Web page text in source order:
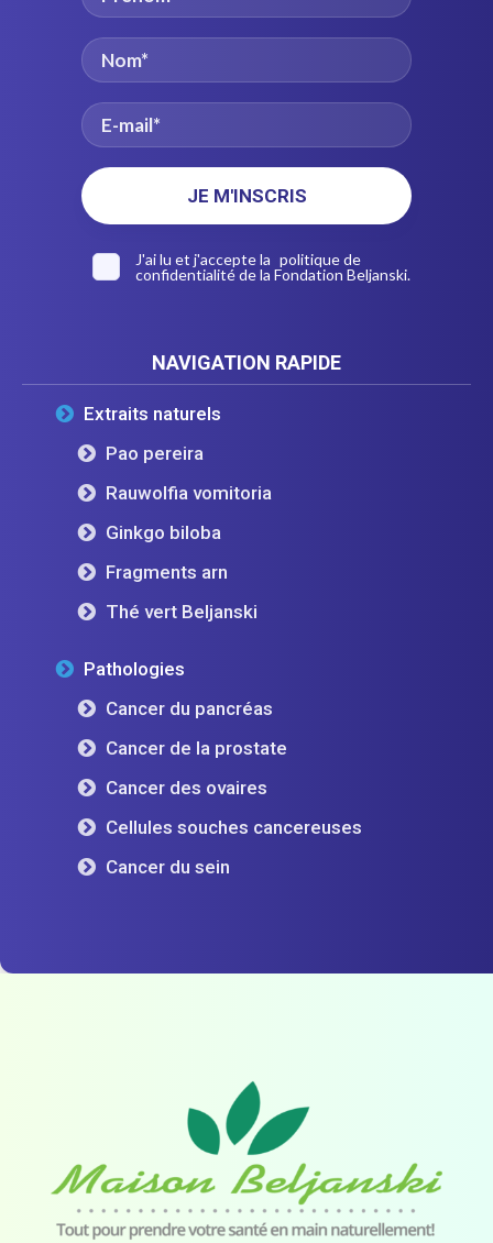
J'ai lu et j'accepte la politique de
confidentialitéde la Fondation Beljanski.
NAVIGATION RAPIDE
Extraits naturels
Pao pereira
Rauwolfia vomitoria
Ginkgo biloba
Fragments arn
Thé vert Beljanski
Pathologies
Cancer du pancréas
Cancer de la prostate
Cancer des ovaires
Cellules souches cancereuses
Cancer du sein